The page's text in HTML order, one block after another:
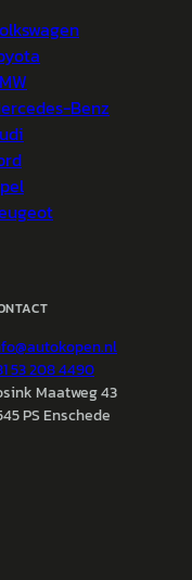
Benz
autokopen.nl
53 208 4490
Maatweg 43
PS Enschede